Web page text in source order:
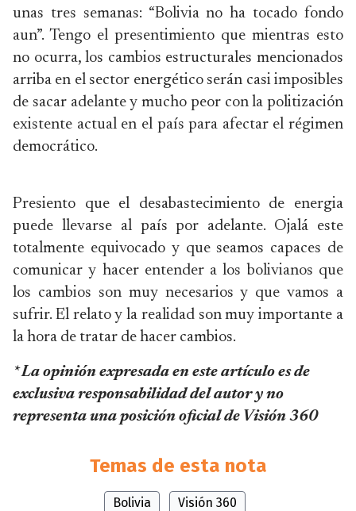
unas tres semanas: “Bolivia no ha tocado fondo
aun”. Tengo el presentimiento que mientras esto
no ocurra, los cambios estructurales mencionados
arriba en el sector energético serán casi imposibles
de sacar adelante y mucho peor con la politización
existente actual en el país para afectar el régimen
democrático.
Presiento que el desabastecimiento de energia
puede llevarse al país por adelante. Ojalá este
totalmente equivocado y que seamos capaces de
comunicar y hacer entender a los bolivianos que
los cambios son muy necesarios y que vamos a
sufrir. El relato y la realidad son muy importante a
la hora de tratar de hacer cambios.
* La opinión expresada en este artículo es de
exclusiva responsabilidad del autor y no
representa una posición oficial de Visión 360
Temas de esta nota
Bolivia Visión 360